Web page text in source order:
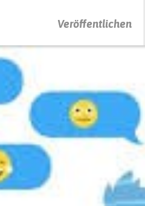
Veröffentlichen
UM DIE SUCHE ZU STARTEN